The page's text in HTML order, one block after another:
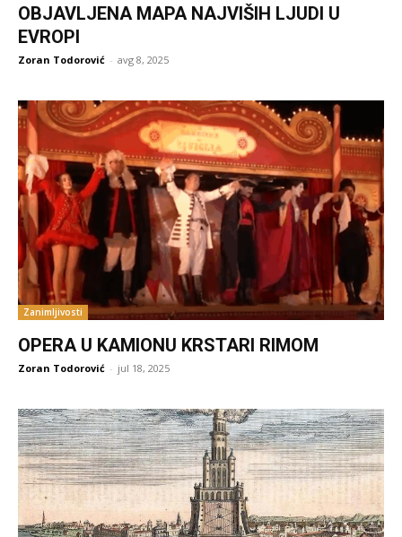
OBJAVLJENA MAPA NAJVIŠIH LJUDI U
EVROPI
Zoran Todorović - avg 8, 2025
Zanimljivosti
OPERA U KAMIONU KRSTARI RIMOM
Zoran Todorović - jul 18, 2025